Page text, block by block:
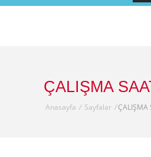
ÇALIŞMA
Anasayfa / Sayfalar /ÇALIŞMA